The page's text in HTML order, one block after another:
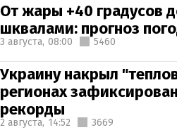
От жары +40 градусов
шквалами: прогноз
3 августа, 08:00 5460
Украину накрыл
регионах
рекорды
2 августа, 14:52 3669